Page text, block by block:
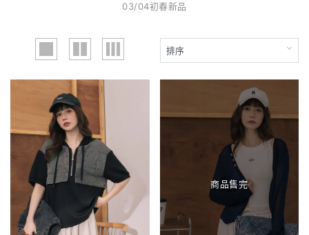
03/04初春新品
商品售完